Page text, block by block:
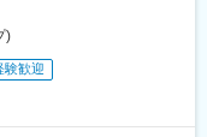
(北海道)、函館アリーナ
、荒川二丁目駅、立川
駅、瀬戸市駅、元田中
道駅、高知橋駅、後免
駅、東青梅駅、町田
駅、上北台駅、新小平
駅、向ケ丘遊園駅、武
駅、藤沢駅、秦野駅、
)
験歓迎